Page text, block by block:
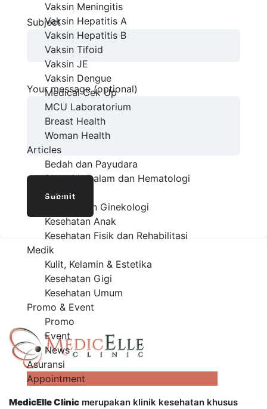
Vaksin Meningitis
Vaksin Hepatitis A
Vaksin Hepatitis B
Vaksin Tifoid
Vaksin JE
Vaksin Dengue
Medical Cek Up
MCU Laboratorium
Breast Health
Woman Health
Articles
Bedah dan Payudara
Penyakit Dalam dan Hematologi
Onkologi
Obsetri dan Ginekologi
Kesehatan Anak
Kesehatan Fisik dan Rehabilitasi
Medik
Kulit, Kelamin & Estetika
Kesehatan Gigi
Kesehatan Umum
Promo & Event
Promo
Event
News
Asuransi
Appointment
Subject
Your message (optional)
MedicElle Clinic merupakan klinik kesehatan khusus